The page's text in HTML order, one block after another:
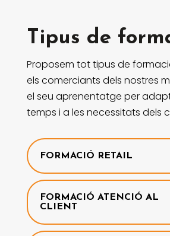
Tipus de
Proposem tot tipus de
els comerciants dels nostres
el seu aprenentatge per
temps i a les necessitats dels
FORMACIÓ RETAIL
FORMACIÓ ATENCIÓ AL
CLIENT